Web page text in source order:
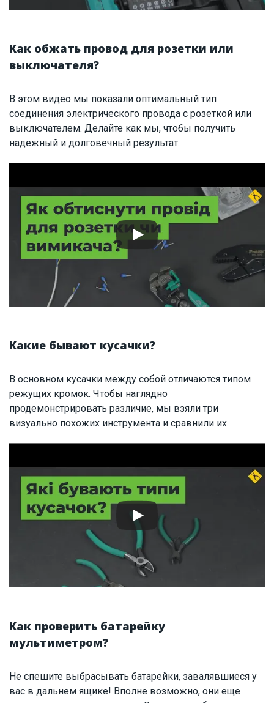
Как обжать провод для розетки или
выключателя?
В этом видео мы показали оптимальный тип
соединения электрического провода с розеткой или
выключателем. Делайте как мы, чтобы получить
надежный и долговечный результат.
Какие бывают кусачки?
В основном кусачки между собой отличаются типом
режущих кромок. Чтобы наглядно
продемонстрировать различие, мы взяли три
визуально похожих инструмента и сравнили их.
Как проверить батарейку
мультиметром?
Не спешите выбрасывать батарейки, завалявшиеся у
вас в дальнем ящике! Вполне возможно, они еще